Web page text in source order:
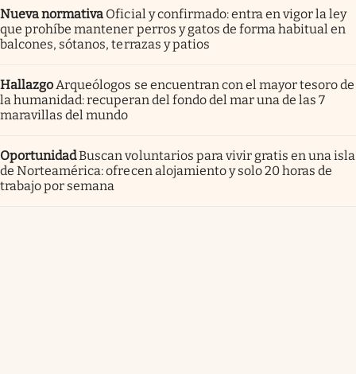
Nueva normativa Oficial y confirmado: entra en vigor la ley
que prohíbe mantener perros y gatos de forma habitual en
balcones, sótanos, terrazas y patios
Hallazgo Arqueólogos se encuentran con el mayor tesoro de
la humanidad: recuperan del fondo del mar una de las 7
maravillas del mundo
OportunidadBuscan voluntarios para vivir gratis en una isla
de Norteamérica: ofrecen alojamiento y solo 20 horas de
trabajo por semana